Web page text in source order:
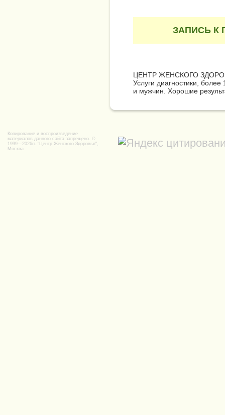
ЗАПИСЬ К
ЦЕНТР ЖЕНСКОГО
Услуги диагностики,
и мужчин. Хорошие
Копирование и воспроизведение
материалов данного сайта запрещено. ©
1999—2026гг. "Центр Женского Здоровья",
Москва